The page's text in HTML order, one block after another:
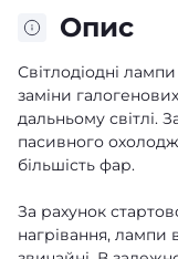
Опис
Світлодіодні
заміни
дальньому світлі.
пасивного
більшість фар.
За рахунок
нагрівання, лампи